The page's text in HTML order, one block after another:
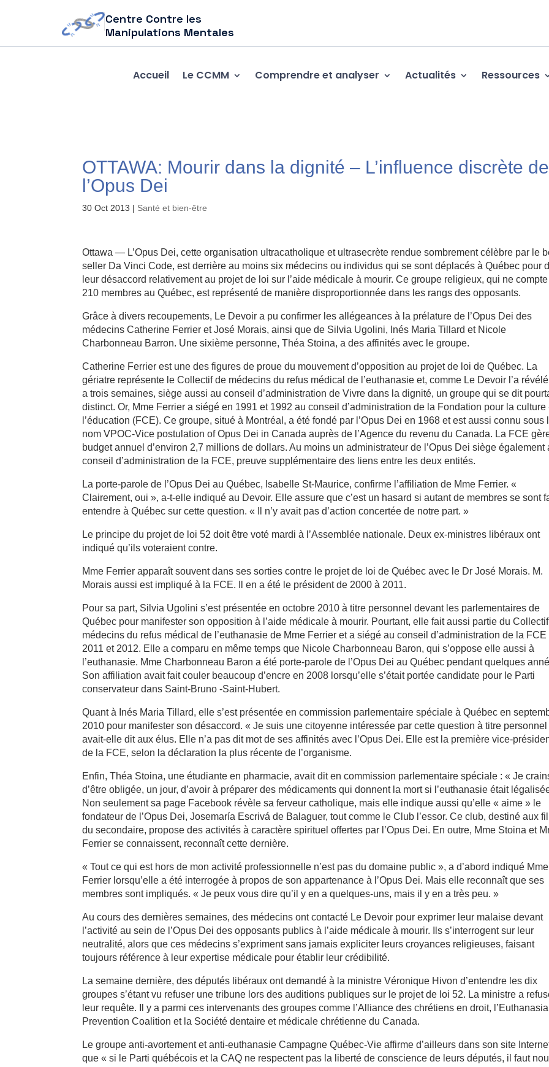
Centre Contre les
Manipulations Mentales
Accueil Le CCMM Comprendre et analyser Actualités Ressources
OTTAWA: Mourir dans la dignité – L’influence discrète de
l’Opus Dei
30 Oct 2013 | Santé et bien-être
Ottawa — L’Opus Dei, cette organisation ultracatholique et ultrasecrète rendue sombrement célèbre par le
seller Da Vinci Code, est derrière au moins six médecins ou individus qui se sont déplacés à Québec pour
leur désaccord relativement au projet de loi sur l’aide médicale à mourir. Ce groupe religieux, qui ne
210 membres au Québec, est représenté de manière disproportionnée dans les rangs des opposants.
Grâce à divers recoupements, Le Devoir a pu confirmer les allégeances à la prélature de l’Opus Dei des
médecins Catherine Ferrier et José Morais, ainsi que de Silvia Ugolini, Inés Maria Tillard et Nicole
Charbonneau Barron. Une sixième personne, Théa Stoina, a des affinités avec le groupe.
Catherine Ferrier est une des figures de proue du mouvement d’opposition au projet de loi de Québec. La
gériatre représente le Collectif de médecins du refus médical de l’euthanasie et, comme Le Devoir l’a
a trois semaines, siège aussi au conseil d’administration de Vivre dans la dignité, un groupe qui se dit
distinct. Or, Mme Ferrier a siégé en 1991 et 1992 au conseil d’administration de la Fondation pour la culture
l’éducation (FCE). Ce groupe, situé à Montréal, a été fondé par l’Opus Dei en 1968 et est aussi connu sous
nom VPOC-Vice postulation of Opus Dei in Canada auprès de l’Agence du revenu du Canada. La FCE
budget annuel d’environ 2,7 millions de dollars. Au moins un administrateur de l’Opus Dei siège également
conseil d’administration de la FCE, preuve supplémentaire des liens entre les deux entités.
La porte-parole de l’Opus Dei au Québec, Isabelle St-Maurice, confirme l’affiliation de Mme Ferrier. «
Clairement, oui », a-t-elle indiqué au Devoir. Elle assure que c’est un hasard si autant de membres se sont
entendre à Québec sur cette question. « Il n’y avait pas d’action concertée de notre part. »
Le principe du projet de loi 52 doit être voté mardi à l’Assemblée nationale. Deux ex-ministres libéraux ont
indiqué qu’ils voteraient contre.
Mme Ferrier apparaît souvent dans ses sorties contre le projet de loi de Québec avec le Dr José Morais. M.
Morais aussi est impliqué à la FCE. Il en a été le président de 2000 à 2011.
Pour sa part, Silvia Ugolini s’est présentée en octobre 2010 à titre personnel devant les parlementaires de
Québec pour manifester son opposition à l’aide médicale à mourir. Pourtant, elle fait aussi partie du
médecins du refus médical de l’euthanasie de Mme Ferrier et a siégé au conseil d’administration de la FCE
2011 et 2012. Elle a comparu en même temps que Nicole Charbonneau Baron, qui s’oppose elle aussi à
l’euthanasie. Mme Charbonneau Baron a été porte-parole de l’Opus Dei au Québec pendant quelques
Son affiliation avait fait couler beaucoup d’encre en 2008 lorsqu’elle s’était portée candidate pour le Parti
conservateur dans Saint-Bruno -Saint-Hubert.
Quant à Inés Maria Tillard, elle s’est présentée en commission parlementaire spéciale à Québec en
2010 pour manifester son désaccord. « Je suis une citoyenne intéressée par cette question à titre personnel
avait-elle dit aux élus. Elle n’a pas dit mot de ses affinités avec l’Opus Dei. Elle est la première vice-
de la FCE, selon la déclaration la plus récente de l’organisme.
Enfin, Théa Stoina, une étudiante en pharmacie, avait dit en commission parlementaire spéciale : « Je
d’être obligée, un jour, d’avoir à préparer des médicaments qui donnent la mort si l’euthanasie était
Non seulement sa page Facebook révèle sa ferveur catholique, mais elle indique aussi qu’elle « aime » le
fondateur de l’Opus Dei, Josemaría Escrivá de Balaguer, tout comme le Club l’essor. Ce club, destiné aux
du secondaire, propose des activités à caractère spirituel offertes par l’Opus Dei. En outre, Mme Stoina et
Ferrier se connaissent, reconnaît cette dernière.
« Tout ce qui est hors de mon activité professionnelle n’est pas du domaine public », a d’abord indiqué Mme
Ferrier lorsqu’elle a été interrogée à propos de son appartenance à l’Opus Dei. Mais elle reconnaît que ses
membres sont impliqués. « Je peux vous dire qu’il y en a quelques-uns, mais il y en a très peu. »
Au cours des dernières semaines, des médecins ont contacté Le Devoir pour exprimer leur malaise devant
l’activité au sein de l’Opus Dei des opposants publics à l’aide médicale à mourir. Ils s’interrogent sur leur
neutralité, alors que ces médecins s’expriment sans jamais expliciter leurs croyances religieuses, faisant
toujours référence à leur expertise médicale pour établir leur crédibilité.
La semaine dernière, des députés libéraux ont demandé à la ministre Véronique Hivon d’entendre les dix
groupes s’étant vu refuser une tribune lors des auditions publiques sur le projet de loi 52. La ministre a
leur requête. Il y a parmi ces intervenants des groupes comme l’Alliance des chrétiens en droit, l’Euthanasia
Prevention Coalition et la Société dentaire et médicale chrétienne du Canada.
Le groupe anti-avortement et anti-euthanasie Campagne Québec-Vie affirme d’ailleurs dans son site
que « si le Parti québécois et la CAQ ne respectent pas la liberté de conscience de leurs députés, il faut